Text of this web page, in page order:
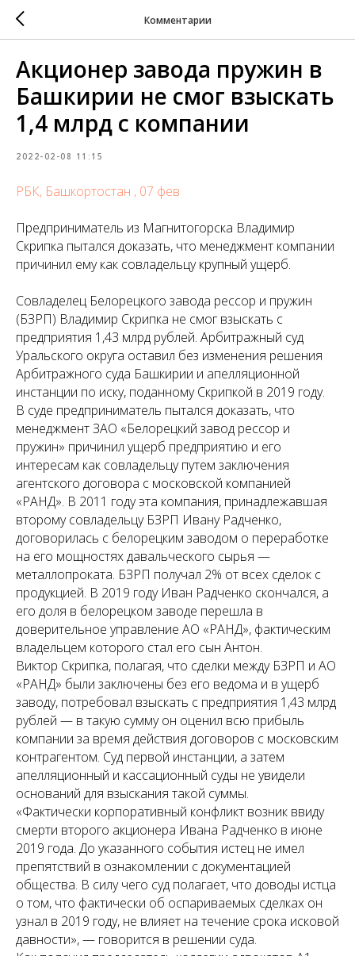
Комментарии
Акционер завода пружин в
Башкирии не смог взыскать
1,4 млрд с компании
2022-02-08 11:15
РБК, Башкортостан , 07 фев
Предприниматель из Магнитогорска Владимир
Скрипка пытался доказать, что менеджмент компании
причинил ему как совладельцу крупный ущерб.
Совладелец Белорецкого завода рессор и пружин
(БЗРП) Владимир Скрипка не смог взыскать с
предприятия 1,43 млрд рублей. Арбитражный суд
Уральского округа оставил без изменения решения
Арбитражного суда Башкирии и апелляционной
инстанции по иску, поданному Скрипкой в 2019 году.
В суде предприниматель пытался доказать, что
менеджмент ЗАО «Белорецкий завод рессор и
пружин» причинил ущерб предприятию и его
интересам как совладельцу путем заключения
агентского договора с московской компанией
«РАНД». В 2011 году эта компания, принадлежавшая
второму совладельцу БЗРП Ивану Радченко,
договорилась с белорецким заводом о переработке
на его мощностях давальческого сырья —
металлопроката. БЗРП получал 2% от всех сделок с
продукцией. В 2019 году Иван Радченко скончался, а
его доля в белорецком заводе перешла в
доверительное управление АО «РАНД», фактическим
владельцем которого стал его сын Антон.
Виктор Скрипка, полагая, что сделки между БЗРП и АО
«РАНД» были заключены без его ведома и в ущерб
заводу, потребовал взыскать с предприятия 1,43 млрд
рублей — в такую сумму он оценил всю прибыль
компании за время действия договоров с московским
контрагентом. Суд первой инстанции, а затем
апелляционный и кассационный суды не увидели
оснований для взыскания такой суммы.
«Фактически корпоративный конфликт возник ввиду
смерти второго акционера Ивана Радченко в июне
2019 года. До указанного события истец не имел
препятствий в ознакомлении с документацией
общества. В силу чего суд полагает, что доводы истца
о том, что фактически об оспариваемых сделках он
узнал в 2019 году, не влияет на течение срока исковой
давности», — говорится в решении суда.